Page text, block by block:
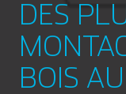
DES
BOIS